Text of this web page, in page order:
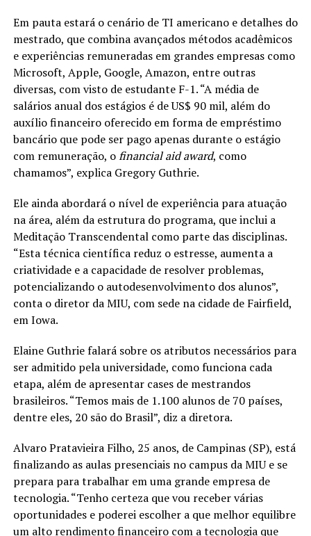
Em pauta estará o cenário de TI americano e detalhes do
mestrado, que combina avançados métodos acadêmicos
e experiências remuneradas em grandes empresas como
Microsoft, Apple, Google, Amazon, entre outras
diversas, com visto de estudante F-1. “A média de
salários anual dos estágios é de US$ 90 mil, além do
auxílio financeiro oferecido em forma de empréstimo
bancário que pode ser pago apenas durante o estágio
com remuneração, ofinancial aid award, como
chamamos”, explica Gregory Guthrie.
Ele ainda abordará o nível de experiência para atuação
na área, além da estrutura do programa, que inclui a
Meditação Transcendental como parte das disciplinas.
“Esta técnica científica reduz o estresse, aumenta a
criatividade e a capacidade de resolver problemas,
potencializando o autodesenvolvimento dos alunos”,
conta o diretor da MIU, com sede na cidade de Fairfield,
em Iowa.
Elaine Guthrie falará sobre os atributos necessários para
ser admitido pela universidade, como funciona cada
etapa, além de apresentar cases de mestrandos
brasileiros. “Temos mais de 1.100 alunos de 70 países,
dentre eles, 20 são do Brasil”, diz a diretora.
Alvaro Pratavieira Filho, 25 anos, de Campinas (SP), está
finalizando as aulas presenciais no campus da MIU e se
prepara para trabalhar em uma grande empresa de
tecnologia. “Tenho certeza que vou receber várias
oportunidades e poderei escolher a que melhor equilibre
um alto rendimento financeiro com a tecnologia que